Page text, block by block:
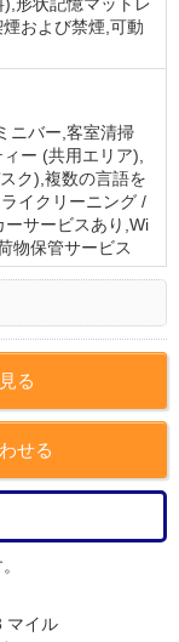
および禁煙,可動
ニバー,客室清掃
ー (共用エリア),
ク),複数の言語を
イクリーニング /
サービスあり,Wi
物保管サービス
る
せる
マイル